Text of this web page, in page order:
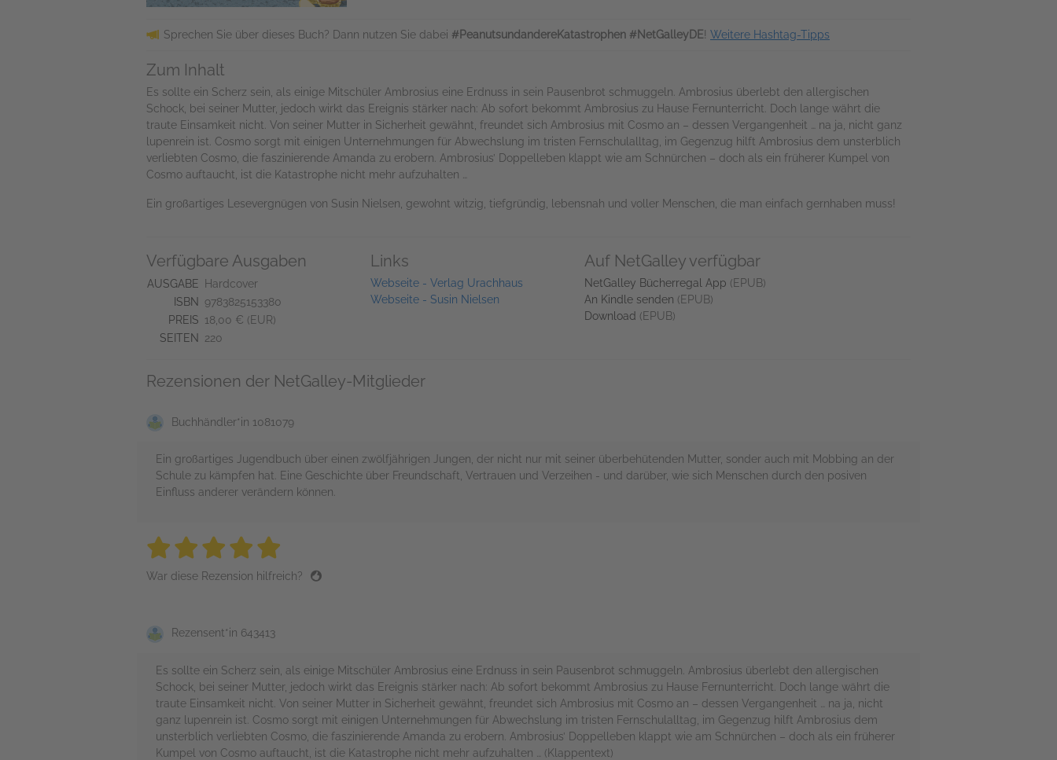
Sprechen Sie über dieses Buch? Dann nutzen Sie dabei #PeanutsundandereKatastrophen #NetGalleyDE! Weitere Hashtag-Tipps
Zum Inhalt
Es sollte ein Scherz sein, als einige Mitschüler Ambrosius eine Erdnuss in sein Pausenbrot schmuggeln. Ambrosius überlebt den allergischen
Schock, bei seiner Mutter, jedoch wirkt das Ereignis stärker nach: Ab sofort bekommt Ambrosius zu Hause Fernunterricht. Doch lange währt die
traute Einsamkeit nicht. Von seiner Mutter in Sicherheit gewähnt, freundet sich Ambrosius mit Cosmo an – dessen Vergangenheit … na ja, nicht ganz
lupenrein ist. Cosmo sorgt mit einigen Unternehmungen für Abwechslung im tristen Fernschulalltag, im Gegenzug hilft Ambrosius dem unsterblich
verliebten Cosmo, die faszinierende Amanda zu erobern. Ambrosius’ Doppelleben klappt wie am Schnürchen – doch als ein früherer Kumpel von
Cosmo auftaucht, ist die Katastrophe nicht mehr aufzuhalten …
Ein großartiges Lesevergnügen von Susin Nielsen, gewohnt witzig, tiefgründig, lebensnah und voller Menschen, die man einfach gernhaben muss!
Verfügbare Ausgaben
AUSGABE
Hardcover
ISBN
9783825153380
PREIS 18,00 € (EUR)
SEITEN
220
Links
Webseite - Verlag Urachhaus
Webseite - Susin Nielsen
Auf NetGalley verfügbar
NetGalley Bücherregal App (EPUB)
An Kindle senden (EPUB)
Download (EPUB)
Rezensionen der NetGalley-Mitglieder
Buchhändler*in 1081079
Ein großartiges Jugendbuch über einen zwölfjährigen Jungen, der nicht nur mit seiner überbehütenden Mutter, sonder auch mit Mobbing an der
Schule zu kämpfen hat. Eine Geschichte über Freundschaft, Vertrauen und Verzeihen - und darüber, wie sich Menschen durch den posiven
Einfluss anderer verändern können.
5 stars
5 stars
5 stars
5 stars
War diese Rezension hilfreich?
Rezensent*in 643413
Es sollte ein Scherz sein, als einige Mitschüler Ambrosius eine Erdnuss in sein Pausenbrot schmuggeln. Ambrosius überlebt den allergischen
Schock, bei seiner Mutter, jedoch wirkt das Ereignis stärker nach: Ab sofort bekommt Ambrosius zu Hause Fernunterricht. Doch lange währt die
traute Einsamkeit nicht. Von seiner Mutter in Sicherheit gewähnt, freundet sich Ambrosius mit Cosmo an – dessen Vergangenheit … na ja, nicht
ganz lupenrein ist. Cosmo sorgt mit einigen Unternehmungen für Abwechslung im tristen Fernschulalltag, im Gegenzug hilft Ambrosius dem
unsterblich verliebten Cosmo, die faszinierende Amanda zu erobern. Ambrosius’ Doppelleben klappt wie am Schnürchen – doch als ein früherer
Kumpel von Cosmo auftaucht, ist die Katastrophe nicht mehr aufzuhalten … (Klappentext)